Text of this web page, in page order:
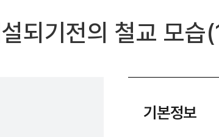
되기전의 철교 모
기본정보